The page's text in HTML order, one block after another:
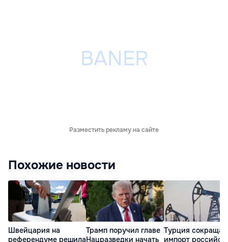
Разместить рекламу на сайте
Похожие новости
Швейцария на
референдуме решила
Трамп поручил главе
Нацразведки начать
Турция
импорт